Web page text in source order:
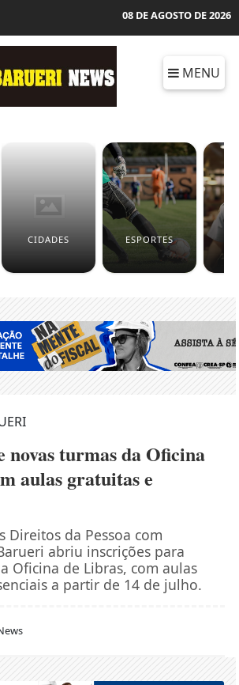
08 DE AGOSTO DE 2026
MENU
CIDADES ESPORTES
turmas da Oficina
aulas gratuitas e
Direitos da Pessoa com
abriu inscrições para
Oficina de Libras, com aulas
a partir de 14 de julho.